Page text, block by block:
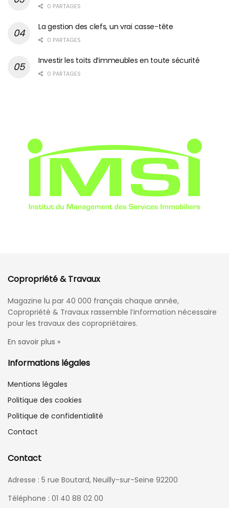
0 PARTAGES
La gestion des clefs, un vrai casse-tête
0 PARTAGES
Investir les toits d’immeubles en toute sécurité
0 PARTAGES
Copropriété & Travaux
Magazine lu par 40 000 français chaque année,
Copropriété & Travaux rassemble l’information nécessaire
pour les travaux des copropriétaires.
En savoir plus »
Informations légales
Mentions légales
Politique des cookies
Politique de confidentialité
Contact
Contact
Adresse : 5 rue Boutard, Neuilly-sur-Seine 92200
Téléphone : 01 40 88 02 00